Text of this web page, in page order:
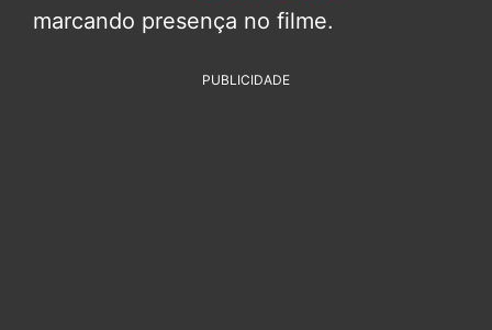
marcando presença no filme.
PUBLICIDADE